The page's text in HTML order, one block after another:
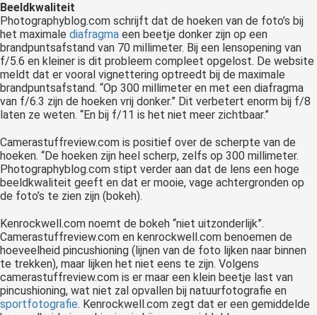
Beeldkwaliteit
Photographyblog.com schrijft dat de hoeken van de foto’s bij
het maximale diafragma een beetje donker zijn op een
brandpuntsafstand van 70 millimeter. Bij een lensopening van
f/5.6 en kleiner is dit probleem compleet opgelost. De website
meldt dat er vooral vignettering optreedt bij de maximale
brandpuntsafstand. “Op 300 millimeter en met een diafragma
van f/6.3 zijn de hoeken vrij donker.” Dit verbetert enorm bij f/8
laten ze weten. “En bij f/11 is het niet meer zichtbaar.”
Camerastuffreview.com is positief over de scherpte van de
hoeken. “De hoeken zijn heel scherp, zelfs op 300 millimeter.
Photographyblog.com stipt verder aan dat de lens een hoge
beeldkwaliteit geeft en dat er mooie, vage achtergronden op
de foto’s te zien zijn (bokeh).
Kenrockwell.com noemt de bokeh “niet uitzonderlijk”.
Camerastuffreview.com en kenrockwell.com benoemen de
hoeveelheid pincushioning (lijnen van de foto lijken naar binnen
te trekken), maar lijken het niet eens te zijn. Volgens
camerastuffreview.com is er maar een klein beetje last van
pincushioning, wat niet zal opvallen bij natuurfotografie en
sportfotografie. Kenrockwell.com zegt dat er een gemiddelde